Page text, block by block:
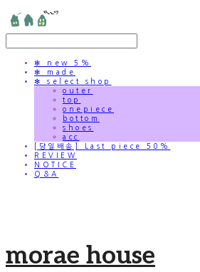
✻ new 5%
✻ made
✻ select shop
outer
top
onepiece
bottom
shoes
acc
[당일배송] Last piece 50%
REVIEW
NOTICE
Q&A
morae house